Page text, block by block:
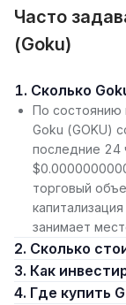
Часто
(Goku)
1. Сколько
По состоянию
Goku (GOKU)
последние 24
торговый
занимает
2. Сколько
3. Как
4. Где купить